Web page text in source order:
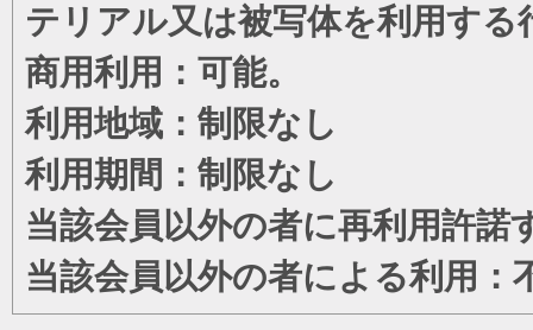
テリアル又は被写体を利用する
商用利用：可能。
利用地域：制限なし
利用期間：制限なし
当該会員以外の者に再利用許諾
当該会員以外の者による利用：